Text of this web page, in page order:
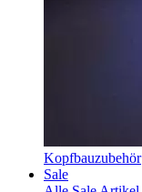
Kopfbauzubehör
Sale